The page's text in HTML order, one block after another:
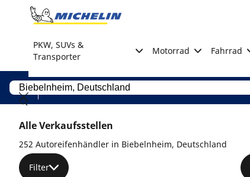
Go to page content
PKW, SUVs &
Transporter
Motorrad Fahrrad
Alle Verkaufsstellen
252 Autoreifenhändler in Biebelnheim, Deutschland
Filter